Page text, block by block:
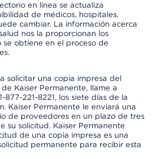
en línea se actualiza
de médicos, hospitales,
cambiar. La información acerca
nos la proporcionan los
se obtiene en el proceso de
solicitar una copia impresa del
Kaiser Permanente, llame a
877-221-8221, los siete días de la
Kaiser Permanente le enviará una
de proveedores en un plazo de tres
su solicitud. Kaiser Permanente
de una copia impresa es una
permanente para recibir esta